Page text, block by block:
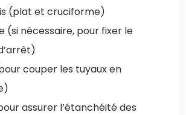
(plat et cruciforme)
(si nécessaire, pour fixer le
couper les tuyaux en
assurer l’étanchéité des